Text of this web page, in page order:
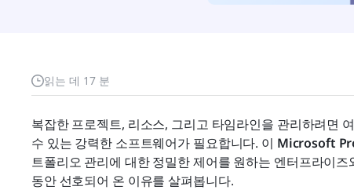
읽는 데 17 분
복잡한 프로젝트, 리소스, 그리고 타임라인을 관리하려면
수 있는 강력한 소프트웨어가 필요합니다. 이 Microsoft
트폴리오 관리에 대한 정밀한 제어를 원하는 엔터프라이
동안 선호되어 온 이유를 살펴봅니다.